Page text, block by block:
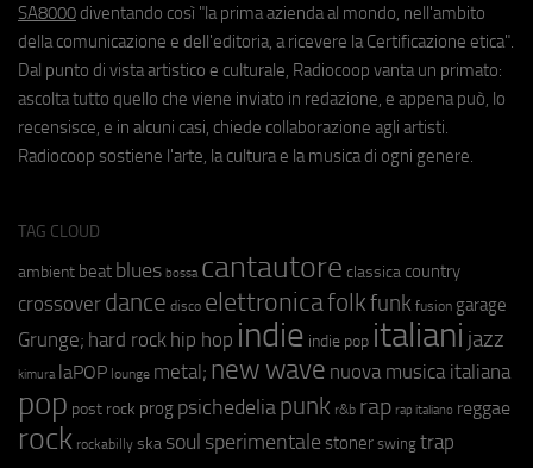
SA8000 diventando così "la prima azienda al mondo, nell'ambito
della comunicazione e dell'editoria, a ricevere la Certificazione etica".
Dal punto di vista artistico e culturale, Radiocoop vanta un primato:
ascolta tutto quello che viene inviato in redazione, e appena può, lo
recensisce, e in alcuni casi, chiede collaborazione agli artisti.
Radiocoop sostiene l'arte, la cultura e la musica di ogni genere.
TAG CLOUD
ambient beat blues bossa cantautore classica country
crossover dance disco elettronicafolkfunk fusion garage
Grunge; hard rock hip hop indie indie pop italiani jazz
kimura laPOP lounge metal; new wave nuova musica italiana
pop post rock prog psichedeliapunk r&b rap rap italiano reggae
rock rockabilly ska soul sperimentale stoner swing trap